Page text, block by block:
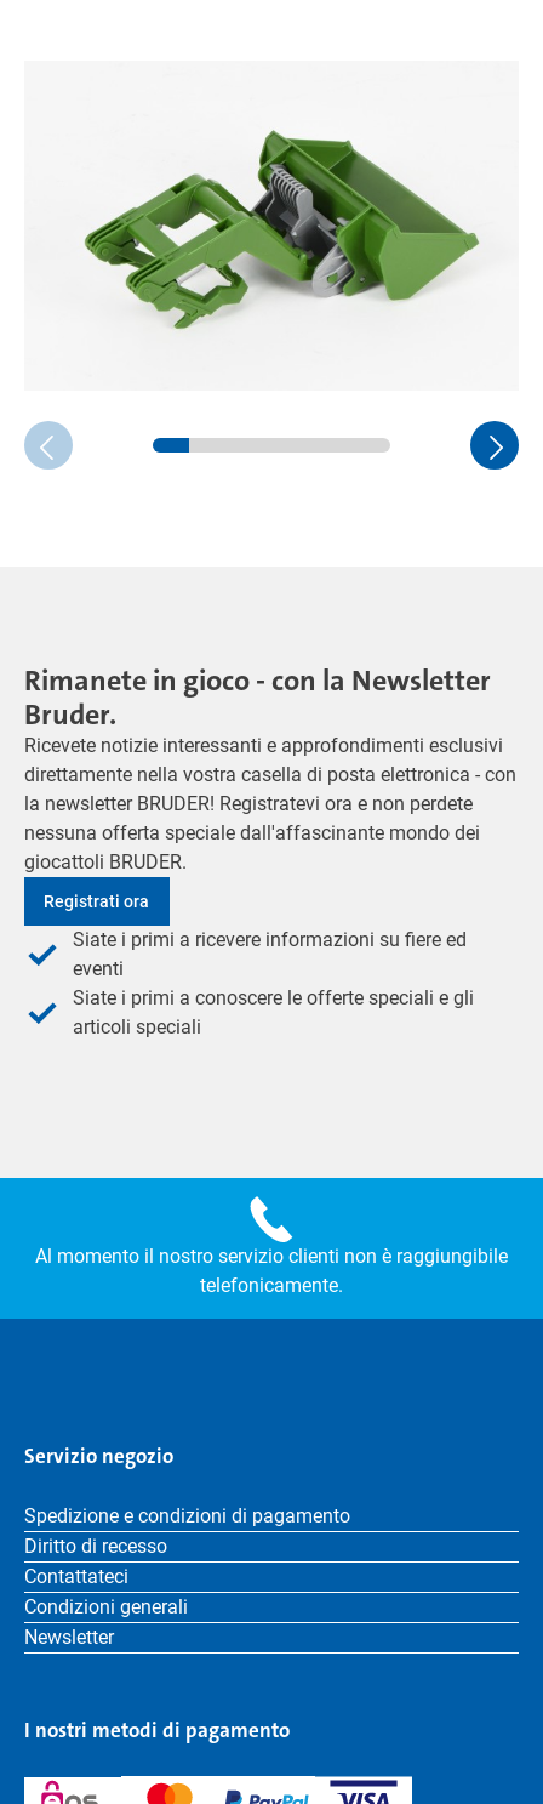
Rimanete in gioco - con la Newsletter
Bruder.
Ricevete notizie interessanti e approfondimenti esclusivi
direttamente nella vostra casella di posta elettronica - con
la newsletter BRUDER! Registratevi ora e non perdete
nessuna offerta speciale dall'affascinante mondo dei
giocattoli BRUDER.
Registrati ora
Siate i primi a ricevere informazioni su fiere ed
eventi
Siate i primi a conoscere le offerte speciali e gli
articoli speciali
Al momento il nostro servizio clienti non è raggiungibile
telefonicamente.
Servizio negozio
Spedizione e condizioni di pagamento
Diritto di recesso
Contattateci
Condizioni generali
Newsletter
I nostri metodi di pagamento